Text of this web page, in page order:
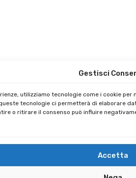
Gestisci
utilizziamo tecnologie come i cookie
tecnologie ci permetterà di elaborare
o ritirare il consenso può influire
Accetta